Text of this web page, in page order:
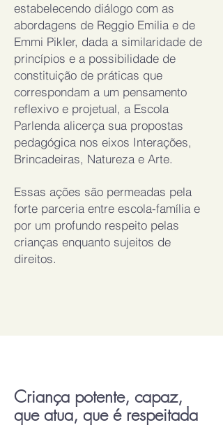
estabelecendo diálogo com as
abordagens de Reggio Emilia e de
Emmi Pikler, dada a similaridade de
princípios e a possibilidade de
constituição de práticas que
correspondam a um pensamento
reflexivo e projetual, a Escola
Parlenda alicerça sua propostas
pedagógica nos eixos Interações,
Brincadeiras, Natureza e Arte.
Essas ações são permeadas pela
forte parceria entre escola-família e
por um profundo respeito pelas
crianças enquanto sujeitos de
direitos.
Criança potente, capaz,
que atua, que é respeitada